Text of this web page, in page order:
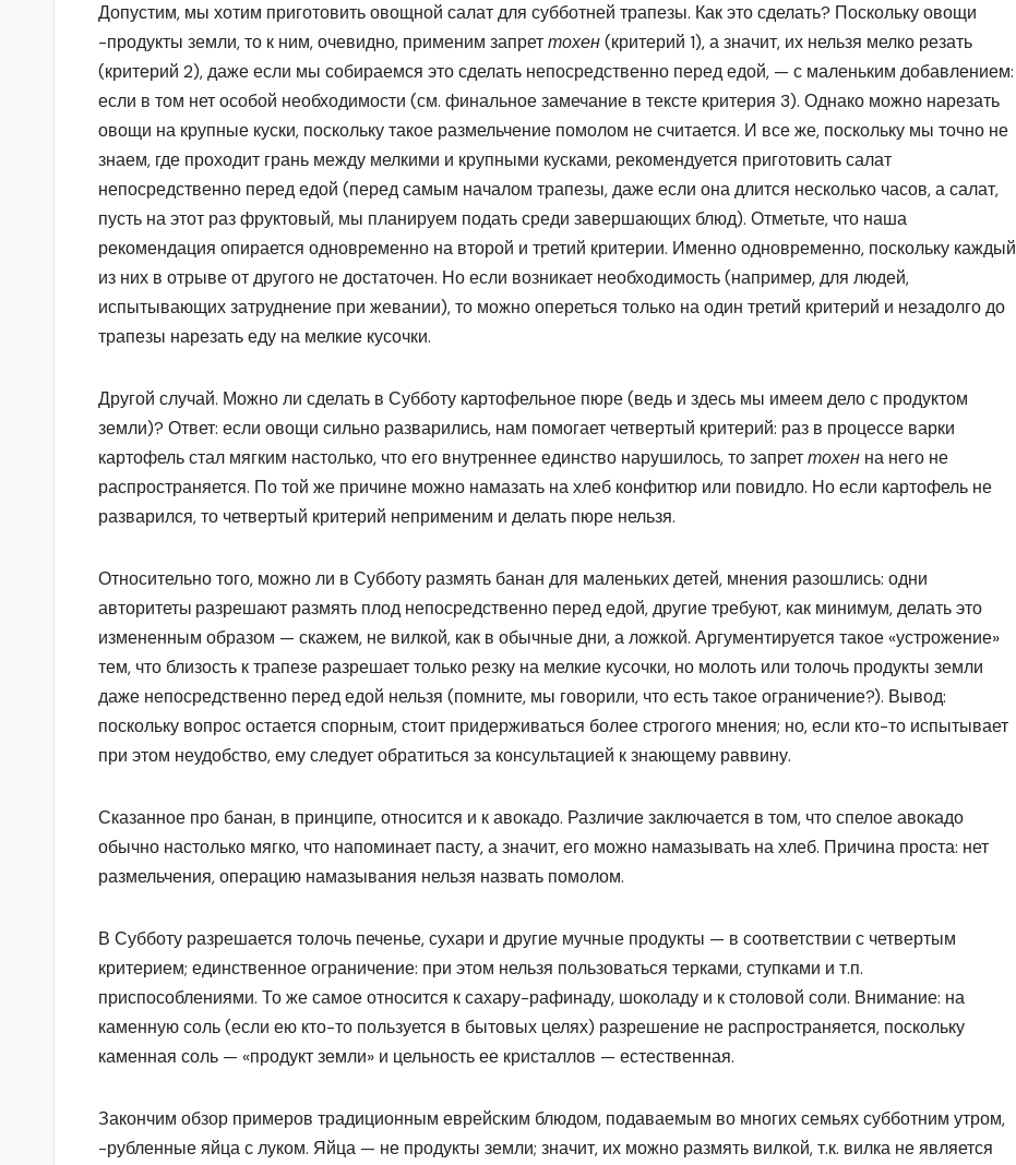
Допустим, мы хотим приготовить овощной салат для субботней трапезы. Как это сделать? Поскольку овощи
-продукты земли, то к ним, очевидно, применим запреттохен(критерий 1), а значит, их нельзя мелко резать
(критерий 2), даже если мы собираемся это сделать непосредственно перед едой, — с маленьким добавлением:
если в том нет особой необходимости (см. финальное замечание в тексте критерия 3). Однако можно нарезать
овощи на крупные куски, поскольку такое размельчение помолом не считается. И все же, поскольку мы точно не
знаем, где проходит грань между мелкими и крупными кусками, рекомендуется приготовить салат
непосредственно перед едой (перед самым началом трапезы, даже если она длится несколько часов, а салат,
пусть на этот раз фруктовый, мы планируем подать среди завершающих блюд). Отметьте, что наша
рекомендация опирается одновременно на второй и третий критерии. Именно одновременно, поскольку каждый
из них в отрыве от другого не достаточен. Но если возникает необходимость (например, для людей,
испытывающих затруднение при жевании), то можно опереться только на один третий критерий и незадолго до
трапезы нарезать еду на мелкие кусочки.
Другой случай. Можно ли сделать в Субботу картофельное пюре (ведь и здесь мы имеем дело с продуктом
земли)? Ответ: если овощи сильно разварились, нам помогает четвертый критерий: раз в процессе варки
картофель стал мягким настолько, что его внутреннее единство нарушилось, то запреттохен на него не
распространяется. По той же причине можно намазать на хлеб конфитюр или повидло. Но если картофель не
разварился, то четвертый критерий неприменим и делать пюре нельзя.
Относительно того, можно ли в Субботу размять банан для маленьких детей, мнения разошлись: одни
авторитеты разрешают размять плод непосредственно перед едой, другие требуют, как минимум, делать это
измененным образом — скажем, не вилкой, как в обычные дни, а ложкой. Аргументируется такое «устрожение»
тем, что близость к трапезе разрешает только резку на мелкие кусочки, но молоть или толочь продукты земли
даже непосредственно перед едой нельзя (помните, мы говорили, что есть такое ограничение?). Вывод:
поскольку вопрос остается спорным, стоит придерживаться более строгого мнения; но, если кто-то испытывает
при этом неудобство, ему следует обратиться за консультацией к знающему раввину.
Сказанное про банан, в принципе, относится и к авокадо. Различие заключается в том, что спелое авокадо
обычно настолько мягко, что напоминает пасту, а значит, его можно намазывать на хлеб. Причина проста: нет
размельчения, операцию намазывания нельзя назвать помолом.
В Субботу разрешается толочь печенье, сухари и другие мучные продукты — в соответствии с четвертым
критерием; единственное ограничение: при этом нельзя пользоваться терками, ступками и т.п.
приспособлениями. То же самое относится к сахару-рафинаду, шоколаду и к столовой соли. Внимание: на
каменную соль (если ею кто-то пользуется в бытовых целях) разрешение не распространяется, поскольку
каменная соль — «продукт земли» и цельность ее кристаллов — естественная.
Закончим обзор примеров традиционным еврейским блюдом, подаваемым во многих семьях субботним утром,
-рубленные яйца с луком. Яйца — не продукты земли; значит, их можно размять вилкой, т.к. вилка не является